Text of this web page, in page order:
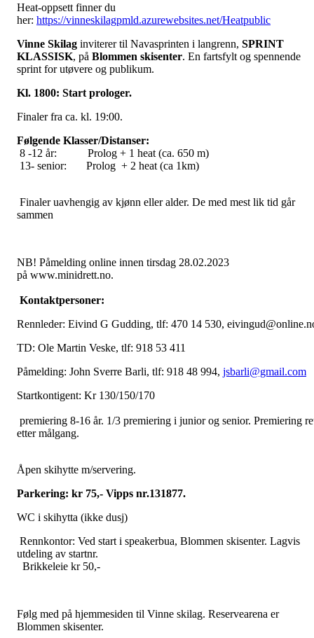
Heat-oppsett finner du
her: https://vinneskilagpmld.azurewebsites.net/Heatpublic
Vinne Skilag inviterer til Navasprinten i langrenn, SPRINT
KLASSISK, på Blommen skisenter. En fartsfylt og spennende
sprint for utøvere og publikum.
Kl. 1800: Start prologer.
Finaler fra ca. kl. 19:00.
Følgende Klasser/Distanser:
8 -12 år: Prolog + 1 heat (ca. 650 m)
13- senior: Prolog + 2 heat (ca 1km)
Finaler uavhengig av kjønn eller alder. De med mest lik tid går
sammen
NB! Påmelding online innen tirsdag 28.02.2023
på www.minidrett.no.
Kontaktpersoner:
Rennleder: Eivind G Gudding, tlf: 470 14 530,
TD: Ole Martin Veske, tlf: 918 53 411
Påmelding: John Sverre Barli, tlf: 918 48 994, jsbarli@gmail.com
Startkontigent: Kr 130/150/170
premiering 8-16 år. 1/3 premiering i junior og senior. Premiering
etter målgang.
Åpen skihytte m/servering.
Parkering: kr 75,- Vipps nr.131877.
WC i skihytta (ikke dusj)
Rennkontor: Ved start i speakerbua, Blommen skisenter. Lagvis
utdeling av startnr.
Brikkeleie kr 50,-
Følg med på hjemmesiden til Vinne skilag. Reservearena er
Blommen skisenter.